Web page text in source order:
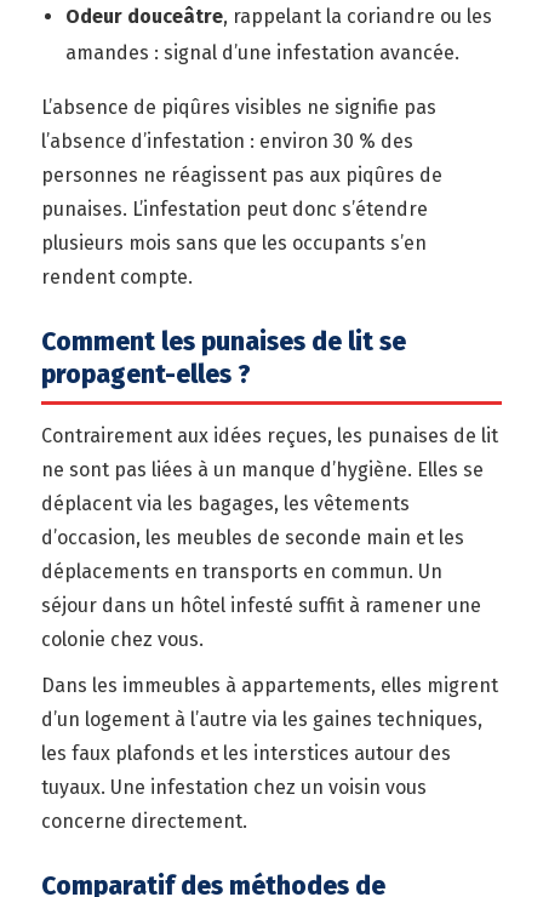
Odeur douceâtre, rappelant la coriandre ou les
amandes : signal d’une infestation avancée.
L’absence de piqûres visibles ne signifie pas
l’absence d’infestation : environ 30 % des
personnes ne réagissent pas aux piqûres de
punaises. L’infestation peut donc s’étendre
plusieurs mois sans que les occupants s’en
rendent compte.
Comment les punaises de lit se
propagent-elles ?
Contrairement aux idées reçues, les punaises de lit
ne sont pas liées à un manque d’hygiène. Elles se
déplacent via les bagages, les vêtements
d’occasion, les meubles de seconde main et les
déplacements en transports en commun. Un
séjour dans un hôtel infesté suffit à ramener une
colonie chez vous.
Dans les immeubles à appartements, elles migrent
d’un logement à l’autre via les gaines techniques,
les faux plafonds et les interstices autour des
tuyaux. Une infestation chez un voisin vous
concerne directement.
Comparatif des méthodes de